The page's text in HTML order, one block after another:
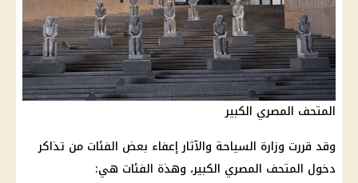
المتحف المصري الكبير
وقد قررت وزارة السياحة والآثار إعفاء بعض الفئات من تذاكر
دخول المتحف المصري الكبير، وهذة الفئات هي: